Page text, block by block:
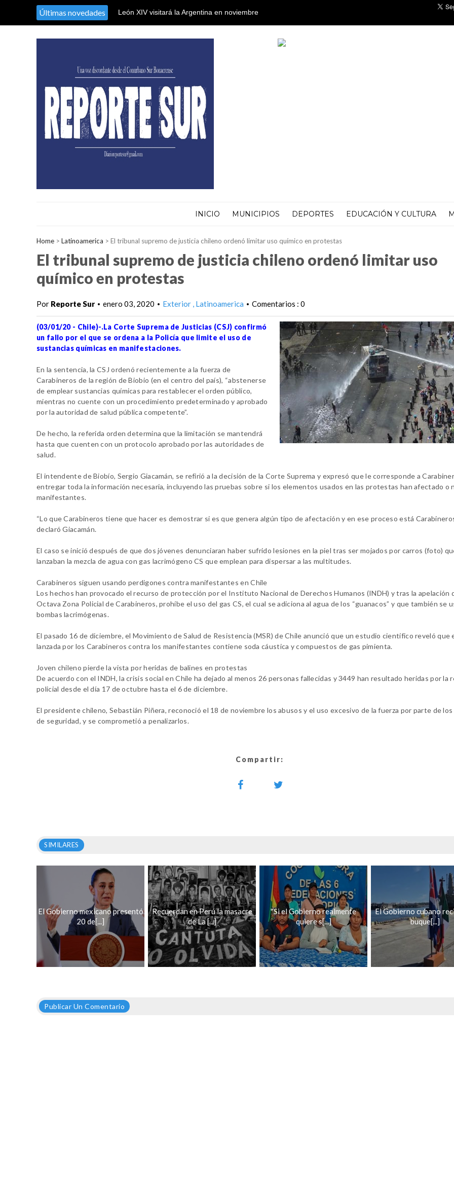
Últimas novedades León XIV visitará la Argentina en noviembre
INICIO MUNICIPIOS DEPORTES EDUCACIÓN Y CULTURA
Home > Latinoamerica > El tribunal supremo de justicia chileno ordenó limitar uso químico en protestas
El tribunal supremo de justicia chileno ordenó limitar uso
químico en protestas
Por Reporte Sur • enero 03, 2020 • Exterior Latinoamerica • Comentarios : 0
(03/01/20 - Chile)-.La Corte Suprema de Justicias (CSJ) confirmó
un fallo por el que se ordena a la Policía que limite el uso de
sustancias químicas en manifestaciones.
En la sentencia, la CSJ ordenó recientemente a la fuerza de
Carabineros de la región de Biobio (en el centro del país), “abstenerse
de emplear sustancias químicas para restablecer el orden público,
mientras no cuente con un procedimiento predeterminado y aprobado
por la autoridad de salud pública competente”.
De hecho, la referida orden determina que la limitación se mantendrá
hasta que cuenten con un protocolo aprobado por las autoridades de
salud.
El intendente de Biobío, Sergio Giacamán, se refirió a la decisión de la Corte Suprema y expresó que le corresponde a
entregar toda la información necesaria, incluyendo las pruebas sobre si los elementos usados en las protestas han afectado o
manifestantes.
“Lo que Carabineros tiene que hacer es demostrar si es que genera algún tipo de afectación y en ese proceso está
declaró Giacamán.
El caso se inició después de que dos jóvenes denunciaran haber sufrido lesiones en la piel tras ser mojados por carros (foto)
lanzaban la mezcla de agua con gas lacrimógeno CS que emplean para dispersar a las multitudes.
Carabineros siguen usando perdigones contra manifestantes en Chile
Los hechos han provocado el recurso de protección por el Instituto Nacional de Derechos Humanos (INDH) y tras la apelación
Octava Zona Policial de Carabineros, prohíbe el uso del gas CS, el cual se adiciona al agua de los “guanacos” y que también se
bombas lacrimógenas.
El pasado 16 de diciembre, el Movimiento de Salud de Resistencia (MSR) de Chile anunció que un estudio científico reveló que
lanzada por los Carabineros contra los manifestantes contiene soda cáustica y compuestos de gas pimienta.
Joven chileno pierde la vista por heridas de balines en protestas
De acuerdo con el INDH, la crisis social en Chile ha dejado al menos 26 personas fallecidas y 3449 han resultado heridas por la
policial desde el día 17 de octubre hasta el 6 de diciembre.
El presidente chileno, Sebastián Piñera, reconoció el 18 de noviembre los abusos y el uso excesivo de la fuerza por parte de
de seguridad, y se comprometió a penalizarlos.
Compartir:
SIMILARES
El Gobierno mexicano presentó
20 de[...]
Recuerdan en Perú la masacre
de La [...]
''Si el Gobierno realmente
quiere s[...]
El Gobierno cubano
buque[...]
Publicar Un Comentario